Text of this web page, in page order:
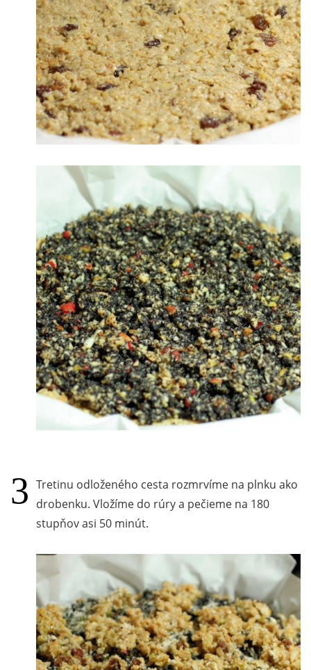
Tretinu odloženého cesta rozmrvíme na plnku ako
drobenku. Vložíme do rúry a pečieme na 180
stupňov asi 50 minút.